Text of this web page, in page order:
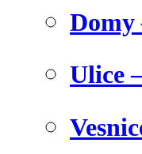
Domy
Ulice